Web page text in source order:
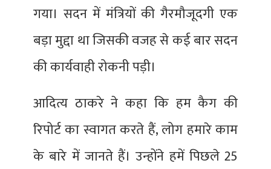
गया। सदन में मंत्रियों की गैरमौजूदगी एक
बड़ा मुद्दा था जिसकी वजह से कई बार सदन
की कार्यवाही रोकनी पड़ी।
आदित्य ठाकरे ने कहा कि हम कैग की
रिपोर्ट का स्वागत करते हैं, लोग हमारे काम
के बारे में जानते हैं। उन्होंने हमें पिछले 25